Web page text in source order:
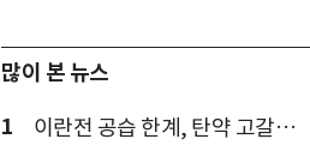
많이 본 뉴스
1
이란전 공습 한계, 탄약 고갈…